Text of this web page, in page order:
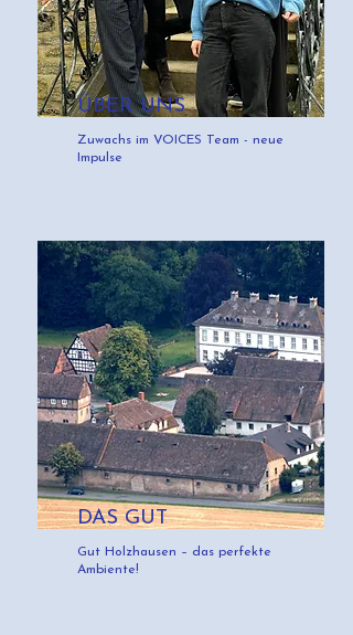
ÜBER UNS
Zuwachs im VOICES Team - neue
Impulse
DAS GUT
Gut Holzhausen – das perfekte
Ambiente!